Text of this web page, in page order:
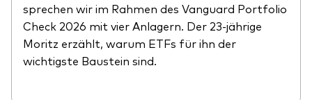
sprechen wir im Rahmen des Vanguard Portfolio
Check 2026 mit vier Anlagern. Der 23-jährige
Moritz erzählt, warum ETFs für ihn der
wichtigste Baustein sind.